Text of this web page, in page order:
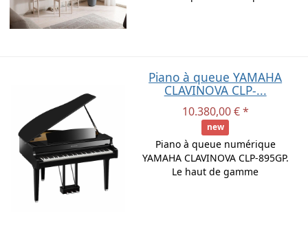
Piano à queue YAMAHA
CLAVINOVA CLP-...
10.380,00 € *
new
Piano à queue numérique
YAMAHA CLAVINOVA CLP-895GP.
Le haut de gamme